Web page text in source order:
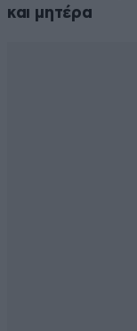
και μητέρα